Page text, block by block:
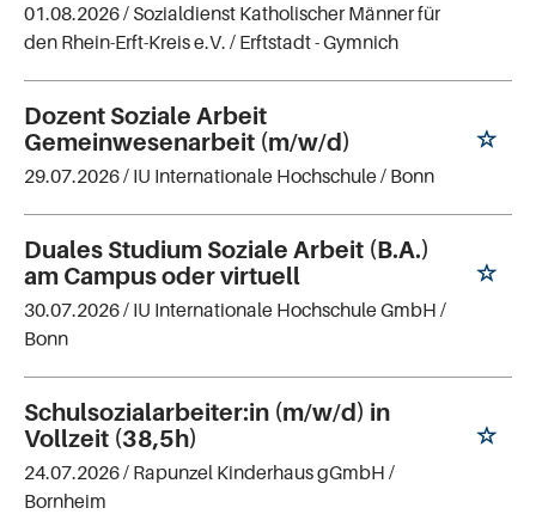
01.08.2026 / Sozialdienst Katholischer Männer für
den Rhein-Erft-Kreis e.V. / Erftstadt - Gymnich
Dozent Soziale Arbeit
Gemeinwesenarbeit (m/w/d)
29.07.2026 / IU Internationale Hochschule/ Bonn
Duales Studium Soziale Arbeit (B.A.)
am Campus oder virtuell
30.07.2026 / IU Internationale Hochschule GmbH /
Bonn
Schulsozialarbeiter:in (m/w/d) in
Vollzeit (38,5h)
24.07.2026 / Rapunzel Kinderhaus gGmbH /
Bornheim